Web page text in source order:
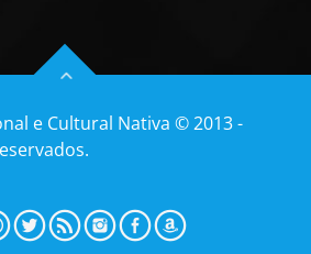
e Cultural Nativa © 2013 -